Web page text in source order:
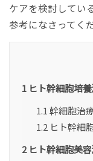
ケアを検討してい
参考になさってく
1 ヒト幹細胞培
1.1 幹細胞治
1.2 ヒト幹細
2ヒト幹細胞美